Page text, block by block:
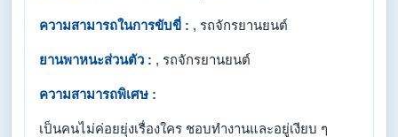
ความสามารถในการขับขี่ : , รถจักรยานยนต์
ยานพาหนะส่วนตัว : , รถจักรยานยนต์
ความสามารถพิเศษ :
เป็นคนไม่ค่อยยุ่งเรื่องใคร ชอบทำงานและอยู่เงียบ ๆ